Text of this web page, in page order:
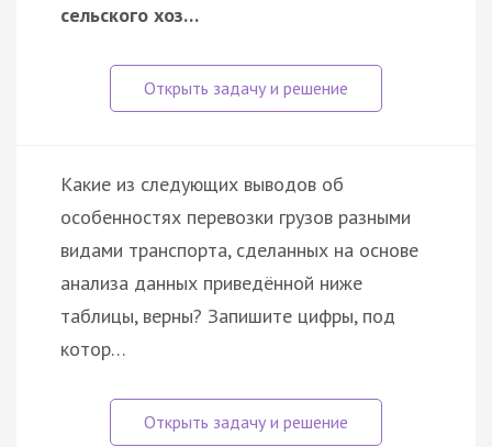
сельского хоз…
Какие из следующих выводов об
особенностях перевозки грузов разными
видами транспорта, сделанных на основе
анализа данных приведённой ниже
таблицы, верны? Запишите цифры, под
котор…